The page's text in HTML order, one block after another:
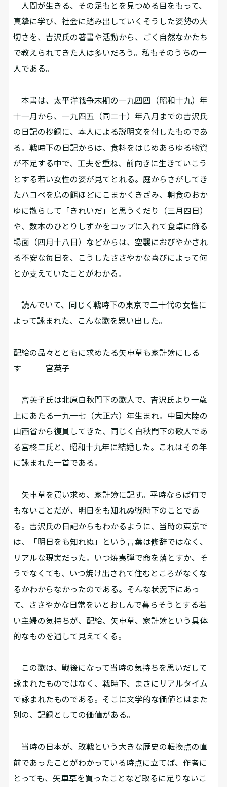
人間が生きる、その足もとを見つめる目をもって、
真摯に学び、社会に踏み出していく――そうした姿勢の大
切さを、吉沢氏の著書や活動から、ごく自然なかたち
で教えられてきた人は多いだろう。私もそのうちの一
人である。
本書は、太平洋戦争末期の一九四四（昭和十九）年
十一月から、一九四五（同二十）年八月までの吉沢氏
の日記の抄録に、本人による説明文を付したものであ
る。戦時下の日記からは、食料をはじめあらゆる物資
が不足する中で、工夫を重ね、前向きに生きていこう
とする若い女性の姿が見てとれる。庭からさがしてき
たハコベを鳥の餌ほどにこまかくきざみ、朝食のおか
ゆに散らして「きれいだ」と思うくだり（三月四日）
や、数本のひとりしずかをコップに入れて食卓に飾る
場面（四月十八日）などからは、空襲におびやかされ
る不安な毎日を、こうしたささやかな喜びによって何
とか支えていたことがわかる。
読んでいて、同じく戦時下の東京で二十代の女性に
よって詠まれた、こんな歌を思い出した。
配給の品々とともに求めたる矢車草も家計簿にしる
す 宮英子
宮英子氏は北原白秋門下の歌人で、吉沢氏より一歳
上にあたる一九一七（大正六）年生まれ。中国大陸の
山西省から復員してきた、同じく白秋門下の歌人であ
る宮柊二氏と、昭和十九年に結婚した。これはその年
に詠まれた一首である。
矢車草を買い求め、家計簿に記す。平時ならば何で
もないことだが、明日をも知れぬ戦時下のことであ
る。吉沢氏の日記からもわかるように、当時の東京で
は、「明日をも知れぬ」という言葉は修辞ではなく、
リアルな現実だった。いつ焼夷弾で命を落とすか、そ
うでなくても、いつ焼け出されて住むところがなくな
るかわからなかったのである。そんな状況下にあっ
て、ささやかな日常をいとおしんで暮らそうとする若
い主婦の気持ちが、配給、矢車草、家計簿という具体
的なものを通して見えてくる。
この歌は、戦後になって当時の気持ちを思いだして
詠まれたものではなく、戦時下、まさにリアルタイム
で詠まれたものである。そこに文学的な価値とはまた
別の、記録としての価値がある。
当時の日本が、敗戦という大きな歴史の転換点の直
前であったことがわかっている時点に立てば、作者に
とっても、矢車草を買ったことなど取るに足りないこ